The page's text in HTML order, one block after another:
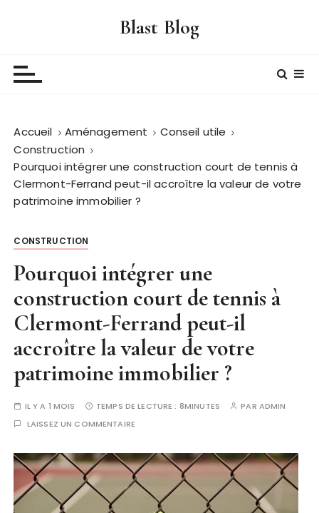
Blast Blog
Accueil Aménagement
Conseil utile
Construction
Pourquoi intégrer une construction court de tennis à
Clermont-Ferrand peut-il accroître la valeur de votre
patrimoine immobilier ?
CONSTRUCTION
Pourquoi intégrer une
construction court de tennis à
Clermont-Ferrand peut-il
accroître la valeur de votre
patrimoine immobilier ?
IL Y A 1 MOIS TEMPS DE LECTURE : 8MINUTES PAR ADMIN
LAISSEZ UN COMMENTAIRE